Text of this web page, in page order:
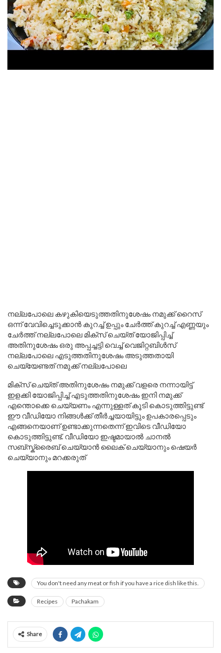
നല്ലപോലെ കഴുകിയെടുത്തതിനുശേഷം നമുക്ക് റൈസ്
ഒന്ന് വേവിച്ചെടുക്കാൻ കുറച്ച് ഉപ്പും ചേർത്ത് കുറച്ച് എണ്ണയും
ചേർത്ത് നല്ലപോലെ മിക്സ് ചെയ്ത് യോജിപ്പിച്ച്
അതിനുശേഷം ഒരു അപ്പച്ചട്ടി വെച്ച് വെജിറ്റബിൾസ്
നല്ലപോലെ എടുത്തതിനുശേഷം അടുത്തതായി
ചെയ്യേണ്ടത് നമുക്ക് നല്ലപോലെ
മിക്സ് ചെയ്ത് അതിനുശേഷം നമുക്ക് വളരെ നന്നായിട്ട്
ഇളക്കി യോജിപ്പിച്ച് എടുത്തതിനുശേഷം ഇനി നമുക്ക്
എന്തൊക്കെ ചെയ്യണം എന്നുള്ളത് കൂടി കൊടുത്തിട്ടുണ്ട്
ഈ വീഡിയോ നിങ്ങൾക്ക് തീർച്ചയായിട്ടും ഉപകാരപ്പെടും
എങ്ങനെയാണ് ഉണ്ടാക്കുന്നതെന്ന് ഇവിടെ വീഡിയോ
കൊടുത്തിട്ടുണ്ട്. വീഡിയോ ഇഷ്ടമായാൽ ചാനൽ
സബ്സ്ക്രൈബ് ചെയ്യാൻ ലൈക് ചെയ്യാനും ഷെയർ
ചെയ്യാനും മറക്കരുത്
You don't need any meat or fish if you have a rice dish like this.
Recipes Pachakam
Share